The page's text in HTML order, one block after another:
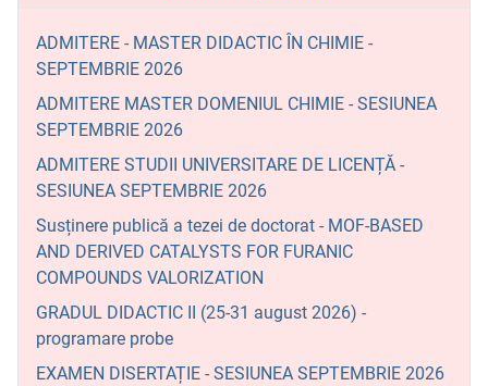
ADMITERE - MASTER DIDACTIC ÎN CHIMIE -
SEPTEMBRIE 2026
ADMITERE MASTER DOMENIUL CHIMIE - SESIUNEA
SEPTEMBRIE 2026
ADMITERE STUDII UNIVERSITARE DE LICENȚĂ -
SESIUNEA SEPTEMBRIE 2026
Susținere publică a tezei de doctorat - MOF-BASED
AND DERIVED CATALYSTS FOR FURANIC
COMPOUNDS VALORIZATION
GRADUL DIDACTIC II (25-31 august 2026) -
programare probe
EXAMEN DISERTAȚIE - SESIUNEA SEPTEMBRIE 2026